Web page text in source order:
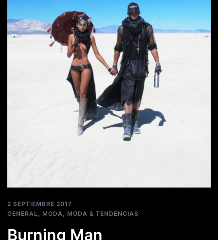
2 SEPTIEMBRE 2017
GENERAL, MODA, MODA & TENDENCIAS
Burning Man